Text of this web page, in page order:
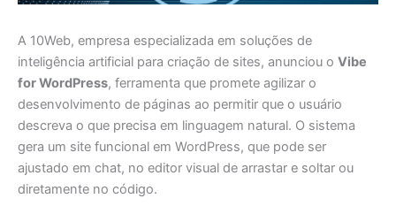
A 10Web, empresa especializada em soluções de
inteligência artificial para criação de sites, anunciou o Vibe
for WordPress, ferramenta que promete agilizar o
desenvolvimento de páginas ao permitir que o usuário
descreva o que precisa em linguagem natural. O sistema
gera um site funcional em WordPress, que pode ser
ajustado em chat, no editor visual de arrastar e soltar ou
diretamente no código.